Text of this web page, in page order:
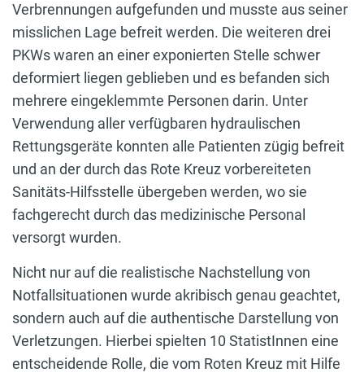
Verbrennungen aufgefunden und musste aus seiner
misslichen Lage befreit werden. Die weiteren drei
PKWs waren an einer exponierten Stelle schwer
deformiert liegen geblieben und es befanden sich
mehrere eingeklemmte Personen darin. Unter
Verwendung aller verfügbaren hydraulischen
Rettungsgeräte konnten alle Patienten zügig befreit
und an der durch das Rote Kreuz vorbereiteten
Sanitäts-Hilfsstelle übergeben werden, wo sie
fachgerecht durch das medizinische Personal
versorgt wurden.
Nicht nur auf die realistische Nachstellung von
Notfallsituationen wurde akribisch genau geachtet,
sondern auch auf die authentische Darstellung von
Verletzungen. Hierbei spielten 10 StatistInnen eine
entscheidende Rolle, die vom Roten Kreuz mit Hilfe